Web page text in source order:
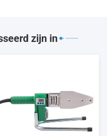
zijn in